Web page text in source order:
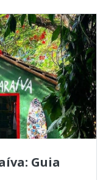
Guia